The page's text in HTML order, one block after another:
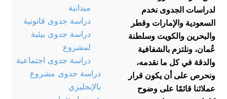
لدراسات الجدوى نخدم
السعودية والإمارات وقطر
والبحرين والكويت وسلطنة
عُمان، ونلتزم بالشفافية
والدقة في كل ما نقدمه،
ونحرص على أن يكون قرار
عملائنا قائمًا على وضوح
ميدانية
دراسة جدوى قانونية
دراسة جدوى بيئية
لمشروع
دراسة جدوى اجتماعية
دراسة جدوى مشروع
بالإنجليزي